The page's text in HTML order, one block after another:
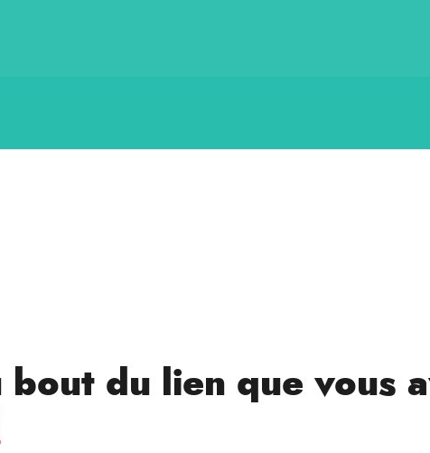
du lien que vous